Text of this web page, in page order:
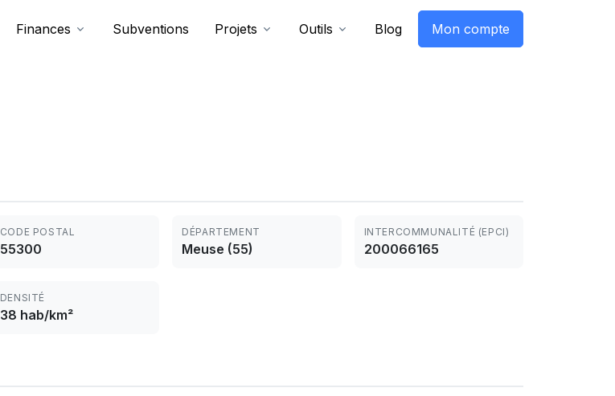
Finances Subventions Projets Outils Blog Mon compte
CODE POSTAL
55300
DÉPARTEMENT
Meuse (55)
INTERCOMMUNALITÉ (EPCI)
200066165
DENSITÉ
38 hab/km²